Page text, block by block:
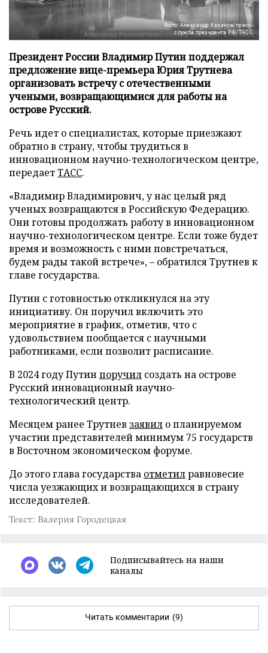
Фото: Александр Казаков/пресс-
служба президента РФ/ТАСС
Президент России Владимир Путин поддержал
предложение вице-премьера Юрия Трутнева
организовать встречу с отечественными
учеными, возвращающимися для работы на
острове Русский.
Речь идет о специалистах, которые приезжают
обратно в страну, чтобы трудиться в
инновационном научно-технологическом центре,
передаетТАСС.
«Владимир Владимирович, у нас целый ряд
ученых возвращаются в Российскую Федерацию.
Они готовы продолжать работу в инновационном
научно-технологическом центре. Если тоже будет
время и возможность с ними повстречаться,
будем рады такой встрече», – обратился Трутнев к
главе государства.
Путин с готовностью откликнулся на эту
инициативу. Он поручил включить это
мероприятие в график, отметив, что с
удовольствием пообщается с научными
работниками, если позволит расписание.
В 2024 году Путин поручил создать на острове
Русский инновационный научно-
технологический центр.
Месяцем ранее Трутнев заявил о планируемом
участии представителей минимум 75 государств
в Восточном экономическом форуме.
До этого глава государства отметилравновесие
числа уезжающих и возвращающихся в страну
исследователей.
Текст: Валерия Городецкая
Подписывайтесь на наши
каналы
Читать комментарии (9)